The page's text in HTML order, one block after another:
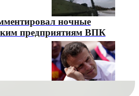
ночные
предприятиям ВПК